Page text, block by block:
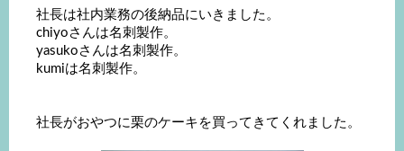
社長は社内業務の後納品にいきました。
chiyoさんは名刺製作。
yasukoさんは名刺製作。
kumiは名刺製作。
社長がおやつに栗のケーキを買ってきてくれました。